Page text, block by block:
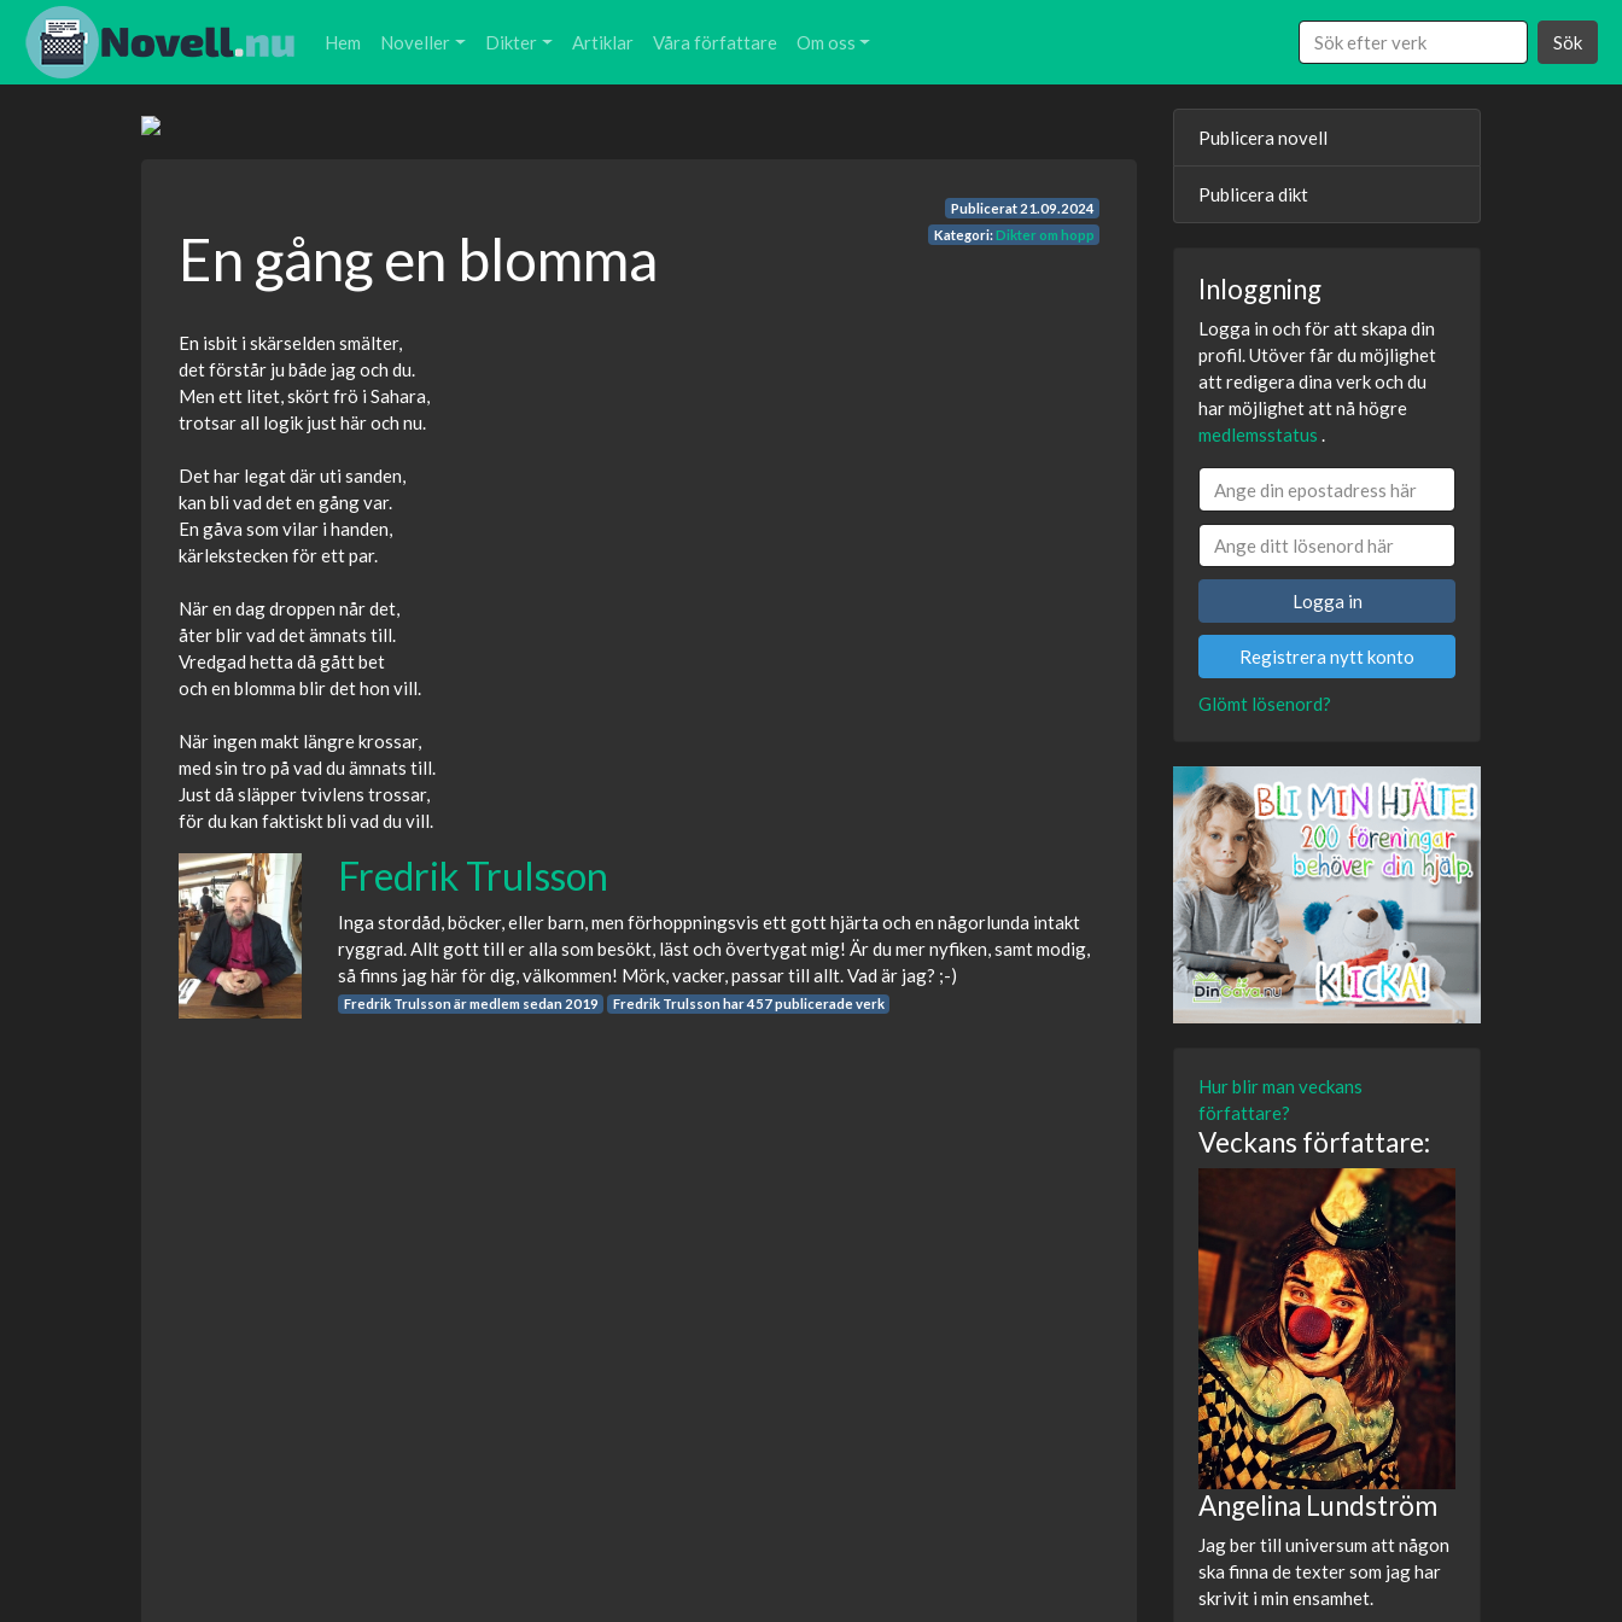
Hem Noveller Dikter Artiklar Våra författare Om oss Sök
Publicerat 21.09.2024
Kategori:Dikter om hopp
En gång en blomma
En isbit i skärselden smälter,
det förstår ju både jag och du.
Men ett litet, skört frö i Sahara,
trotsar all logik just här och nu.
Det har legat där uti sanden,
kan bli vad det en gång var.
En gåva som vilar i handen,
kärlekstecken för ett par.
När en dag droppen når det,
åter blir vad det ämnats till.
Vredgad hetta då gått bet
och en blomma blir det hon vill.
När ingen makt längre krossar,
med sin tro på vad du ämnats till.
Just då släpper tvivlens trossar,
för du kan faktiskt bli vad du vill.
Fredrik Trulsson
Inga stordåd, böcker, eller barn, men förhoppningsvis ett gott hjärta och en någorlunda intakt
ryggrad. Allt gott till er alla som besökt, läst och övertygat mig! Är du mer nyfiken, samt modig,
så finns jag här för dig, välkommen! Mörk, vacker, passar till allt. Vad är jag? ;-)
Fredrik Trulsson är medlem sedan 2019 Fredrik Trulsson har 457 publicerade verk
Publicera novell
Publicera dikt
Inloggning
Logga in och för att skapa din
profil. Utöver får du möjlighet
att redigera dina verk och du
har möjlighet att nå högre
medlemsstatus .
Logga in
Registrera nytt konto
Glömt lösenord?
Hur blir man veckans
författare?
Veckans författare:
Angelina Lundström
Jag ber till universum att någon
ska finna de texter som jag har
skrivit i min ensamhet.